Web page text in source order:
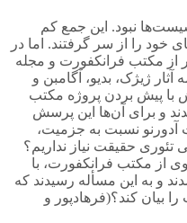
نبود. این جمع کم
خود را از سر گرفتند. اما در
از مکتب فرانکفورت و مجله
ژیژک، بدیو، آگامبن و
با پیش بردن پروژه مکتب
و برای آن‌ها این پرسش
آدورنو نسبت به جزمیت،
تئوری حقیقت نیاز نداریم؟
از مکتب فرانکفورت، با
و به این مسأله رسیدند که
بیان کند؟(فرهادپور و